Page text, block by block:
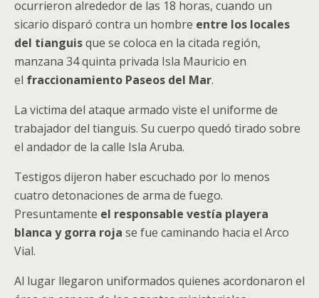
ocurrieron alrededor de las 18 horas, cuando un
sicario disparó contra un hombre entre los locales
del tianguisque se coloca en la citada región,
manzana 34 quinta privada Isla Mauricio en
el fraccionamiento Paseos del Mar.
La victima del ataque armado viste el uniforme de
trabajador del tianguis. Su cuerpo quedó tirado sobre
el andador de la calle Isla Aruba.
Testigos dijeron haber escuchado por lo menos
cuatro detonaciones de arma de fuego.
Presuntamente el responsable vestía playera
blanca y gorra roja se fue caminando hacia el Arco
Vial.
Al lugar llegaron uniformados quienes acordonaron el